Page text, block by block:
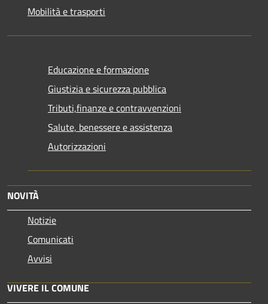
Mobilità e trasporti
Educazione e formazione
Giustizia e sicurezza pubblica
Tributi,finanze e contravvenzioni
Salute, benessere e assistenza
Autorizzazioni
NOVITÀ
Notizie
Comunicati
Avvisi
VIVERE IL COMUNE